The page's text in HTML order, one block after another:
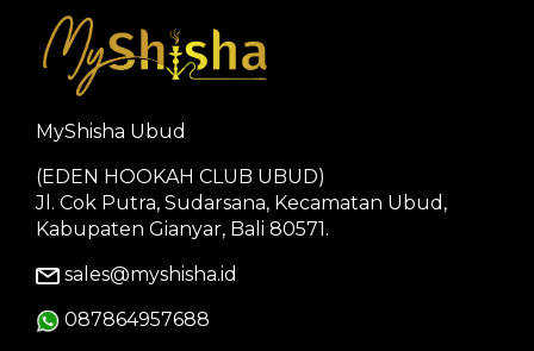
MyShisha Ubud
(EDEN HOOKAH CLUB UBUD)
Jl. Cok Putra, Sudarsana, Kecamatan Ubud,
Kabupaten Gianyar, Bali 80571.
sales@myshisha.id
087864957688